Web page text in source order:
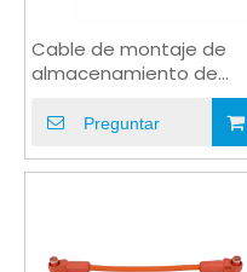
Cable de montaje de
almacenamiento de
energía con conector
impermeable de 8 mm y
Preguntar